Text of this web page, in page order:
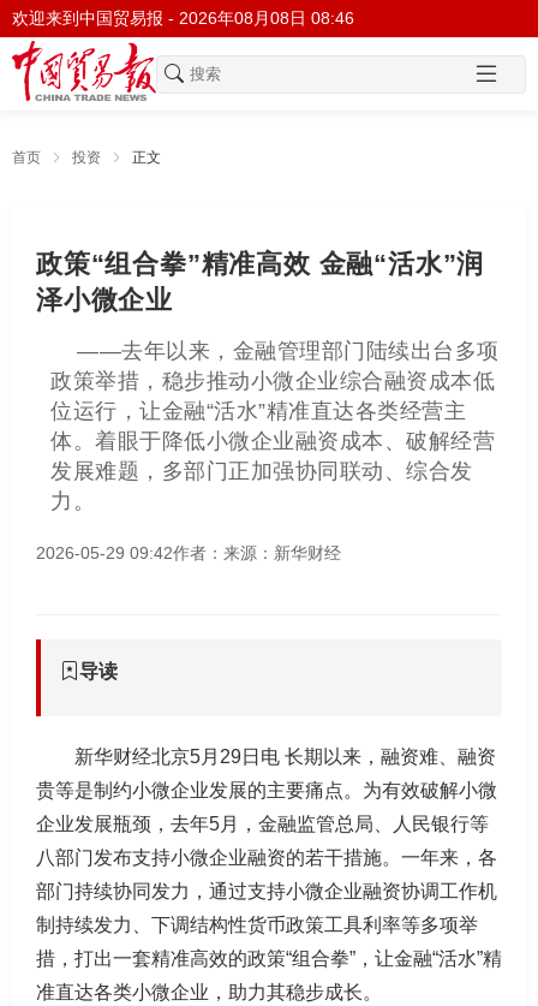
欢迎来到中国贸易报 - 2026年08月08日 08:46
首页 投资 正文
政策“组合拳”精准高效 金融“活水”润
泽小微企业
——去年以来，金融管理部门陆续出台多项
政策举措，稳步推动小微企业综合融资成本低
位运行，让金融“活水”精准直达各类经营主
体。着眼于降低小微企业融资成本、破解经营
发展难题，多部门正加强协同联动、综合发
力。
2026-05-29 09:42作者： 来源：新华财经
导读
新华财经北京5月29日电 长期以来，融资难、融资
贵等是制约小微企业发展的主要痛点。为有效破解小微
企业发展瓶颈，去年5月，金融监管总局、人民银行等
八部门发布支持小微企业融资的若干措施。一年来，各
部门持续协同发力，通过支持小微企业融资协调工作机
制持续发力、下调结构性货币政策工具利率等多项举
措，打出一套精准高效的政策“组合拳”，让金融“活水”精
准直达各类小微企业，助力其稳步成长。